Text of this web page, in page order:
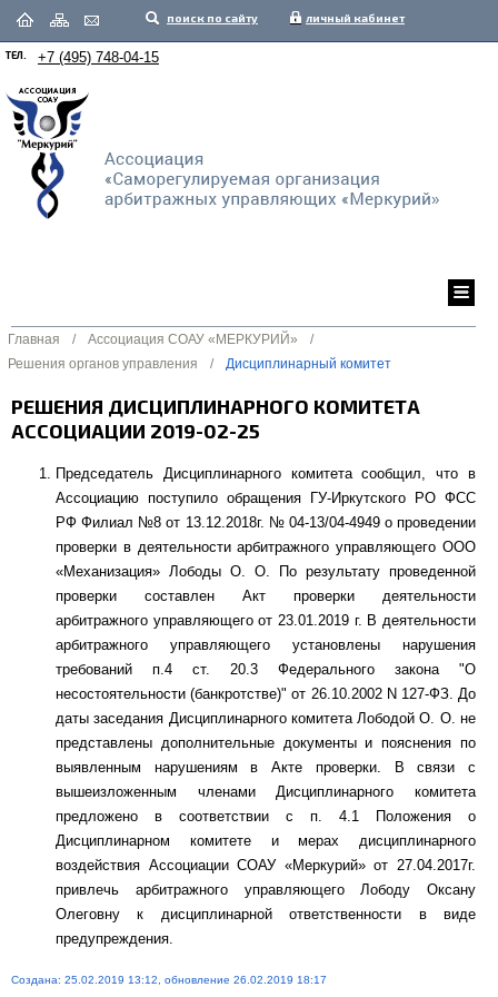
поиск по сайту личный кабинет
ТЕЛ. +7 (495) 748-04-15
Главная / Ассоциация СОАУ «МЕРКУРИЙ»
/
Решения органов управления
/ Дисциплинарный комитет
РЕШЕНИЯ ДИСЦИПЛИНАРНОГО КОМИТЕТА
АССОЦИАЦИИ 2019-02-25
Председатель Дисциплинарного комитета сообщил, что в
Ассоциацию поступило обращения ГУ-Иркутского РО ФСС
РФ Филиал №8 от 13.12.2018г. № 04-13/04-4949 о проведении
проверки в деятельности арбитражного управляющего ООО
«Механизация» Лободы О. О. По результату проведенной
проверки составлен Акт проверки деятельности
арбитражного управляющего от 23.01.2019 г. В деятельности
арбитражного управляющего установлены нарушения
требований п.4 ст. 20.3 Федерального закона "О
несостоятельности (банкротстве)" от 26.10.2002 N 127-ФЗ. До
даты заседания Дисциплинарного комитета Лободой О. О. не
представлены дополнительные документы и пояснения по
выявленным нарушениям в Акте проверки. В связи с
вышеизложенным членами Дисциплинарного комитета
предложено в соответствии с п. 4.1 Положения о
Дисциплинарном комитете и мерах дисциплинарного
воздействия Ассоциации СОАУ «Меркурий» от 27.04.2017г.
привлечь арбитражного управляющего Лободу Оксану
Олеговну к дисциплинарной ответственности в виде
предупреждения.
Создана: 25.02.2019 13:12, обновление 26.02.2019 18:17